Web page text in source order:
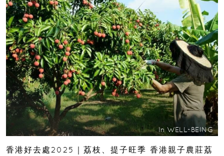
In WELL-BEING
香港好去處2025｜荔枝、提子旺季 香港親子農莊荔